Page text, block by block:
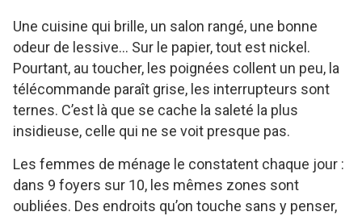
Une cuisine qui brille, un salon rangé, une bonne
odeur de lessive… Sur le papier, tout est nickel.
Pourtant, au toucher, les poignées collent un peu, la
télécommande paraît grise, les interrupteurs sont
ternes. C’est là que se cache la saleté la plus
insidieuse, celle qui ne se voit presque pas.
Les femmes de ménage le constatent chaque jour :
dans 9 foyers sur 10, les mêmes zones sont
oubliées. Des endroits qu’on touche sans y penser,